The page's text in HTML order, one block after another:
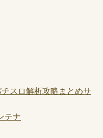
スロ解析攻略まとめサ
テナ